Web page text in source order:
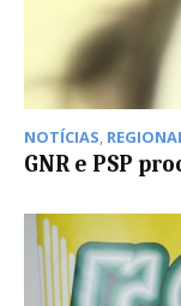
NOTÍCIAS,
GNR e PSP